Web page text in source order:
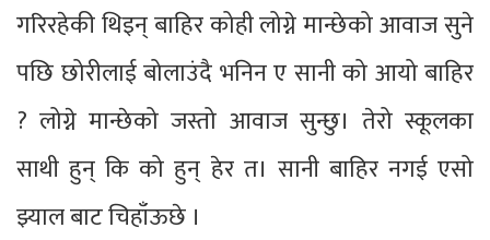
गरिरहेकी थिइन् बाहिर कोही लोग्ने मान्छेको आवाज सुने
पछि छोरीलाई बोलाउंदै भनिन ए सानी को आयो बाहिर
? लोग्ने मान्छेको जस्तो आवाज सुन्छु। तेरो स्कूलका
साथी हुन् कि को हुन् हेर त। सानी बाहिर नगई एसो
झ्याल बाट चिहाँऊछे ।